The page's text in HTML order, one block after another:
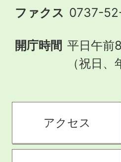
ファクス 0737-
開庁時間 平日午前
（祝日、
アクセス